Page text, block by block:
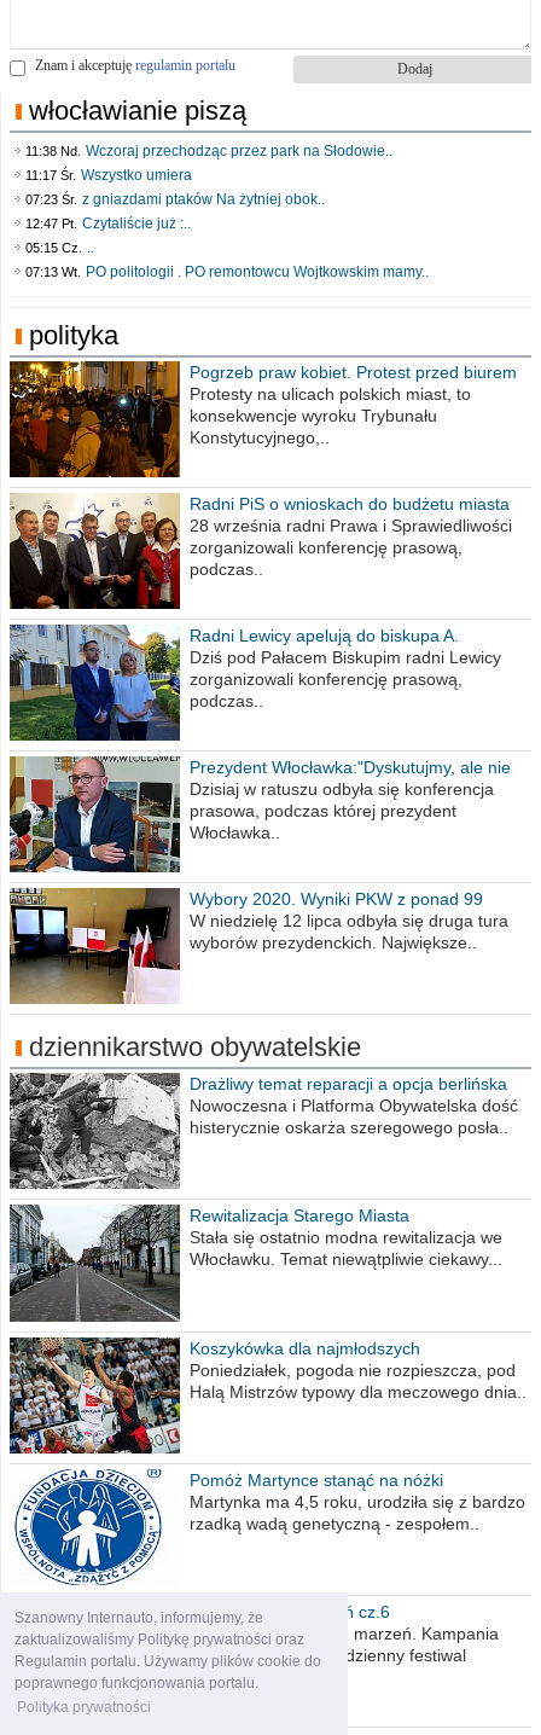
Szanowny Internauto, informujemy, że
zaktualizowaliśmy Politykę prywatności oraz
Regulamin portalu. Używamy plików cookie do
poprawnego funkcjonowania portalu.
Polityka prywatności
Znam i akceptuję regulamin portalu
włocławianie piszą
11:38 Nd. Wczoraj przechodząc przez park na Słodowie..
11:17 Śr. Wszystko umiera
07:23 Śr. z gniazdami ptaków Na żytniej obok..
12:47 Pt. Czytaliście już :..
05:15 Cz. ..
07:13 Wt. PO politologii . PO remontowcu Wojtkowskim mamy..
polityka
Pogrzeb praw kobiet. Protest przed biurem
poselskim PiS
Protesty na ulicach polskich miast, to
konsekwencje wyroku Trybunału
Konstytucyjnego,..
Radni PiS o wnioskach do budżetu miasta
na 2021 rok
28 września radni Prawa i Sprawiedliwości
zorganizowali konferencję prasową,
podczas..
Radni Lewicy apelują do biskupa A.
Wiesława Meringa
Dziś pod Pałacem Biskupim radni Lewicy
zorganizowali konferencję prasową,
podczas..
Prezydent Włocławka:"Dyskutujmy, ale nie
obrażajmy się”
Dzisiaj w ratuszu odbyła się konferencja
prasowa, podczas której prezydent
Włocławka..
Wybory 2020. Wyniki PKW z ponad 99
procent obwodów
W niedzielę 12 lipca odbyła się druga tura
wyborów prezydenckich. Największe..
dziennikarstwo obywatelskie
Drażliwy temat reparacji a opcja berlińska
Nowoczesna i Platforma Obywatelska dość
histerycznie oskarża szeregowego posła..
Rewitalizacja Starego Miasta
Stała się ostatnio modna rewitalizacja we
Włocławku. Temat niewątpliwie ciekawy...
Koszykówka dla najmłodszych
Poniedziałek, pogoda nie rozpieszcza, pod
Halą Mistrzów typowy dla meczowego dnia..
Pomóż Martynce stanąć na nóżki
Martynka ma 4,5 roku, urodziła się z bardzo
rzadką wadą genetyczną - zespołem..
Polska moich marzeń cz.6
Nadszedł kres moich marzeń. Kampania
wyborcza czyli niecodzienny festiwal
obietnic,..